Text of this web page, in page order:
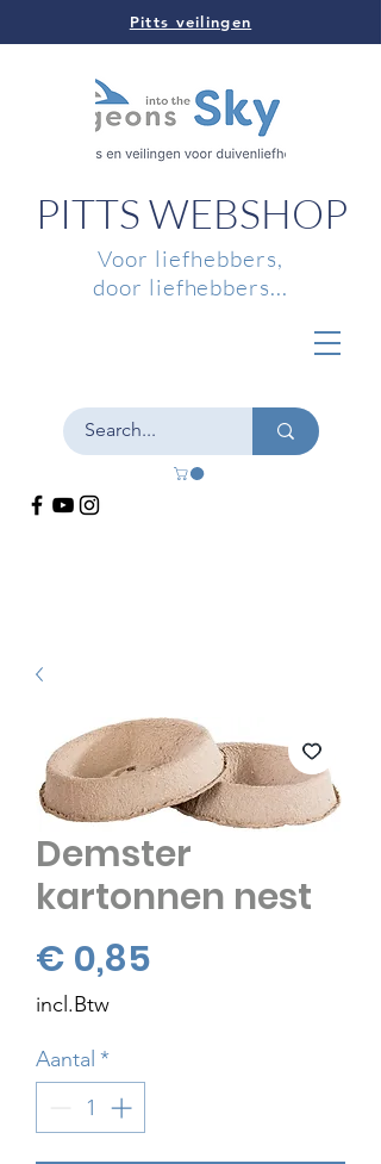
Pitts veilingen
PITTS WEBSHOP
Voor liefhebbers,
door liefhebbers...
Demster
kartonnen nest
€ 0,85
incl.Btw
Aantal *